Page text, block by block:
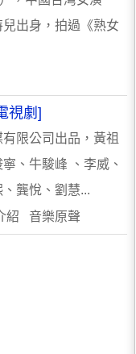
出身，拍過《熟女
視劇]
限公司出品，黃祖
、牛駿峰 、李威、
龔悅、劉慧...
紹 音樂原聲